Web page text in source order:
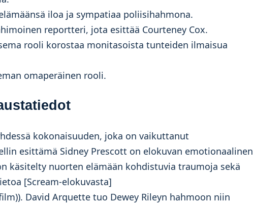
iloa ja sympatiaa poliisihahmona.
reportteri, jota esittää Courteney Cox.
rooli korostaa monitasoista tunteiden ilmaisua
omaperäinen rooli.
kokonaisuuden, joka on vaikuttanut
esittämä Sidney Prescott on elokuvan emotionaalinen
käsitelty nuorten elämään kohdistuvia traumoja sekä
[Scream-elokuvasta]
David Arquette tuo Dewey Rileyn hahmoon niin